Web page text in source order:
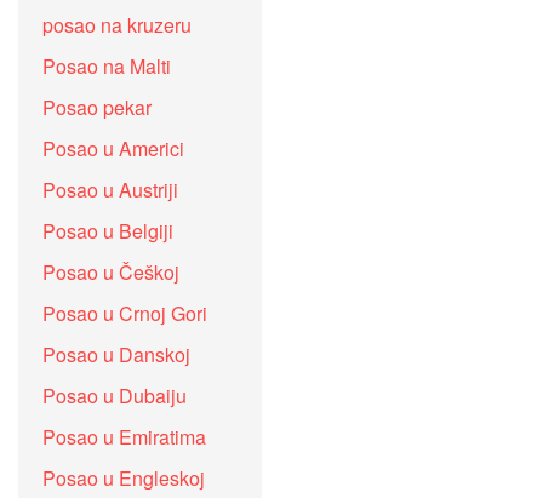
posao na kruzeru
Posao na Malti
Posao pekar
Posao u Americi
Posao u Austriji
Posao u Belgiji
Posao u Češkoj
Posao u Crnoj Gori
Posao u Danskoj
Posao u Dubaiju
Posao u Emiratima
Posao u Engleskoj